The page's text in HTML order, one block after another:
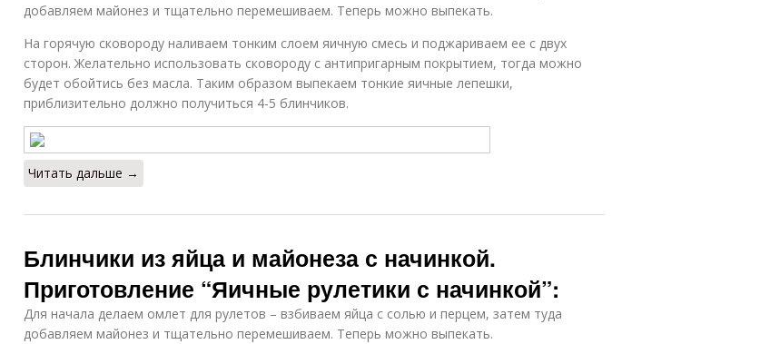
добавляем майонез и тщательно перемешиваем. Теперь можно выпекать.
На горячую сковороду наливаем тонким слоем яичную смесь и поджариваем ее с двух
сторон. Желательно использовать сковороду с антипригарным покрытием, тогда можно
будет обойтись без масла. Таким образом выпекаем тонкие яичные лепешки,
приблизительно должно получиться 4-5 блинчиков.
Читать дальше →
Блинчики из яйца и майонеза с начинкой.
Приготовление “Яичные рулетики с начинкой”:
Для начала делаем омлет для рулетов – взбиваем яйца с солью и перцем, затем туда
добавляем майонез и тщательно перемешиваем. Теперь можно выпекать.